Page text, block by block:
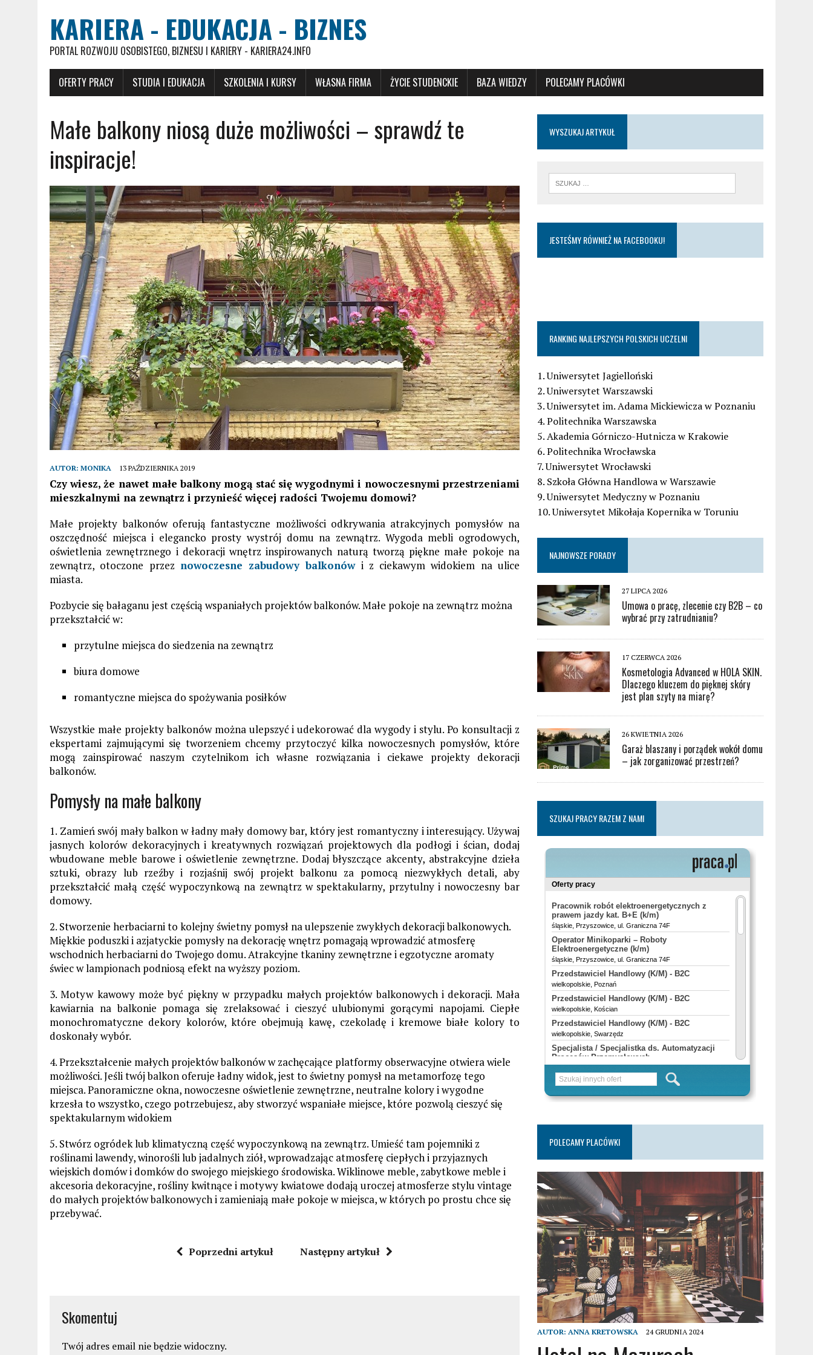
KARIERA - EDUKACJA - BIZNES
PORTAL ROZWOJU OSOBISTEGO, BIZNESU I KARIERY - KARIERA24.INFO
OFERTY PRACY STUDIA I EDUKACJA SZKOLENIA I KURSY WŁASNA FIRMA ŻYCIE STUDENCKIE BAZA WIEDZY POLECAMY PLACÓWKI
Małe balkony niosą duże możliwości – sprawdź te
inspiracje!
AUTOR: MONIKA 13 PAŹDZIERNIKA 2019
Czy wiesz, że nawet małe balkony mogą stać się wygodnymi i nowoczesnymi przestrzeniami
mieszkalnymi na zewnątrz i przynieść więcej radości Twojemu domowi?
Małe projekty balkonów oferują fantastyczne możliwości odkrywania atrakcyjnych pomysłów na
oszczędność miejsca i elegancko prosty wystrój domu na zewnątrz. Wygoda mebli ogrodowych,
oświetlenia zewnętrznego i dekoracji wnętrz inspirowanych naturą tworzą piękne małe pokoje na
zewnątrz, otoczone przez nowoczesne zabudowy balkonówi z ciekawym widokiem na ulice
miasta.
Pozbycie się bałaganu jest częścią wspaniałych projektów balkonów. Małe pokoje na zewnątrz można
przekształcić w:
przytulne miejsca do siedzenia na zewnątrz
biura domowe
romantyczne miejsca do spożywania posiłków
Wszystkie małe projekty balkonów można ulepszyć i udekorować dla wygody i stylu. Po konsultacji z
ekspertami zajmującymi się tworzeniem chcemy przytoczyć kilka nowoczesnych pomysłów, które
mogą zainspirować naszym czytelnikom ichwłasne rozwiązania i ciekawe projekty dekoracji
balkonów.
Pomysły na małe balkony
1. Zamień swój mały balkon w ładny mały domowy bar, który jest romantyczny i interesujący. Używaj
jasnych kolorów dekoracyjnych i kreatywnych rozwiązań projektowych dla podłogi i ścian, dodaj
wbudowane meble barowe i oświetlenie zewnętrzne. Dodaj błyszczące akcenty, abstrakcyjne dzieła
sztuki, obrazy lub rzeźby i rozjaśnij swój projekt balkonu za pomocą niezwykłych detali, aby
przekształcić małą część wypoczynkową na zewnątrz w spektakularny, przytulny i nowoczesny bar
domowy.
2. Stworzenie herbaciarni to kolejny świetny pomysł na ulepszenie zwykłych dekoracji balkonowych.
Miękkie poduszki i azjatyckie pomysły na dekorację wnętrz pomagają wprowadzić atmosferę
wschodnich herbaciarni do Twojego domu. Atrakcyjne tkaniny zewnętrzne i egzotyczne aromaty
świec w lampionach podniosą efekt na wyższy poziom.
3. Motyw kawowy może być piękny w przypadku małych projektów balkonowych i dekoracji. Mała
kawiarnia na balkonie pomaga się zrelaksować i cieszyć ulubionymi gorącymi napojami. Ciepłe
monochromatyczne dekory kolorów, które obejmują kawę, czekoladę i kremowe białe kolory to
doskonały wybór.
4. Przekształcenie małych projektów balkonów w zachęcające platformy obserwacyjne otwiera wiele
możliwości. Jeśli twój balkon oferuje ładny widok, jest to świetny pomysł na metamorfozę tego
miejsca. Panoramiczne okna, nowoczesne oświetlenie zewnętrzne, neutralne kolory i wygodne
krzesła to wszystko, czego potrzebujesz, aby stworzyć wspaniałe miejsce, które pozwolą cieszyć się
spektakularnym widokiem
5. Stwórz ogródek lub klimatyczną część wypoczynkową na zewnątrz. Umieść tam pojemniki z
roślinami lawendy, winorośli lub jadalnych ziół, wprowadzając atmosferę ciepłych i przyjaznych
wiejskich domów i domków do swojego miejskiego środowiska. Wiklinowe meble, zabytkowe meble i
akcesoria dekoracyjne, rośliny kwitnące i motywy kwiatowe dodają uroczej atmosferze stylu vintage
do małych projektów balkonowych i zamieniają małe pokoje w miejsca, w których po prostu chce się
przebywać.
Poprzedni artykuł Następny artykuł
Skomentuj
Twój adres email nie będzie widoczny.
WYSZUKAJ ARTYKUŁ
JESTEŚMY RÓWNIEŻ NA FACEBOOKU!
RANKING NAJLEPSZYCH POLSKICH UCZELNI
1. Uniwersytet Jagielloński
2. Uniwersytet Warszawski
3. Uniwersytet im. Adama Mickiewicza w Poznaniu
4. Politechnika Warszawska
5. Akademia Górniczo-Hutnicza w Krakowie
6. Politechnika Wrocławska
7. Uniwersytet Wrocławski
8. Szkoła Główna Handlowa w Warszawie
9. Uniwersytet Medyczny w Poznaniu
10. Uniwersytet Mikołaja Kopernika w Toruniu
NAJNOWSZE PORADY
27 LIPCA 2026
Umowa o pracę, zlecenie czy B2B – co
wybrać przy zatrudnianiu?
17 CZERWCA 2026
Kosmetologia Advanced w HOLA SKIN.
Dlaczego kluczem do pięknej skóry
jest plan szyty na miarę?
26 KWIETNIA 2026
Garaż blaszany i porządek wokół domu
– jak zorganizować przestrzeń?
SZUKAJ PRACY RAZEM Z NAMI
POLECAMY PLACÓWKI
AUTOR: ANNA KRETOWSKA 24 GRUDNIA 2024